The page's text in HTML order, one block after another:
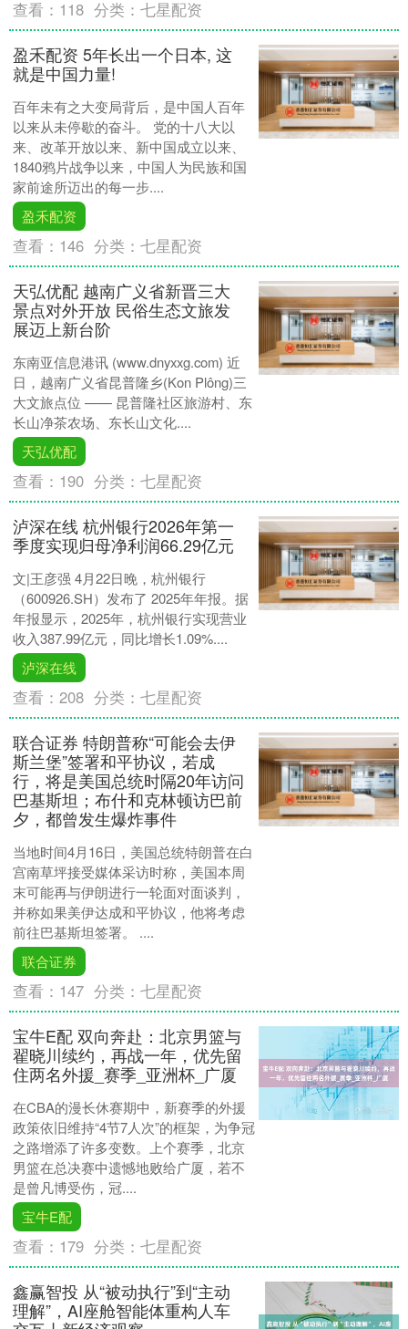
查看： 118 分类：七星配资
盈禾配资 5年长出一个日本, 这
就是中国力量!
百年未有之大变局背后，是中国人百年
以来从未停歇的奋斗。 党的十八大以
来、改革开放以来、新中国成立以来、
1840鸦片战争以来，中国人为民族和国
家前途所迈出的每一步....
盈禾配资
查看： 146 分类：七星配资
天弘优配 越南广义省新晋三大
景点对外开放 民俗生态文旅发
展迈上新台阶
东南亚信息港讯 (www.dnyxxg.com) 近
日，越南广义省昆普隆乡(Kon Plông)三
大文旅点位 —— 昆普隆社区旅游村、东
长山净茶农场、东长山文化....
天弘优配
查看： 190 分类：七星配资
泸深在线 杭州银行2026年第一
季度实现归母净利润66.29亿元
文|王彦强 4月22日晚，杭州银行
（600926.SH）发布了 2025年年报。据
年报显示，2025年，杭州银行实现营业
收入387.99亿元，同比增长1.09%....
泸深在线
查看：208 分类：七星配资
联合证券 特朗普称“可能会去伊
斯兰堡”签署和平协议，若成
行，将是美国总统时隔20年访问
巴基斯坦；布什和克林顿访巴前
夕，都曾发生爆炸事件
当地时间4月16日，美国总统特朗普在白
宫南草坪接受媒体采访时称，美国本周
末可能再与伊朗进行一轮面对面谈判，
并称如果美伊达成和平协议，他将考虑
前往巴基斯坦签署。 ....
联合证券
查看： 147 分类：七星配资
宝牛E配 双向奔赴：北京男篮与
翟晓川续约，再战一年，优先留
住两名外援_赛季_亚洲杯_广厦
在CBA的漫长休赛期中，新赛季的外援
政策依旧维持“4节7人次”的框架，为争冠
之路增添了许多变数。上个赛季，北京
男篮在总决赛中遗憾地败给广厦，若不
是曾凡博受伤，冠....
宝牛E配
查看： 179 分类：七星配资
鑫赢智投 从“被动执行”到“主动
理解”，AI座舱智能体重构人车